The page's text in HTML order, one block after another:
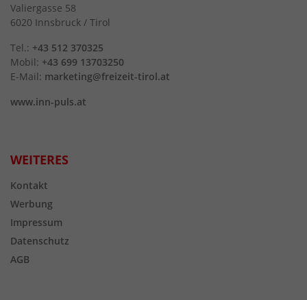
Valiergasse 58
6020 Innsbruck / Tirol
Tel.: +43 512 370325
Mobil: +43 699 13703250
E-Mail: marketing@freizeit-tirol.at
www.inn-puls.at
WEITERES
Kontakt
Werbung
Impressum
Datenschutz
AGB